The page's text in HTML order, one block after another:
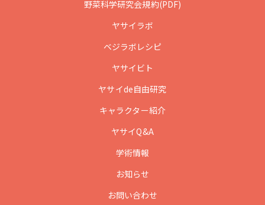
野菜科学研究会規約(PDF)
ヤサイラボ
ベジラボレシピ
ヤサイビト
ヤサイde自由研究
キャラクター紹介
ヤサイQ&A
学術情報
お知らせ
お問い合わせ